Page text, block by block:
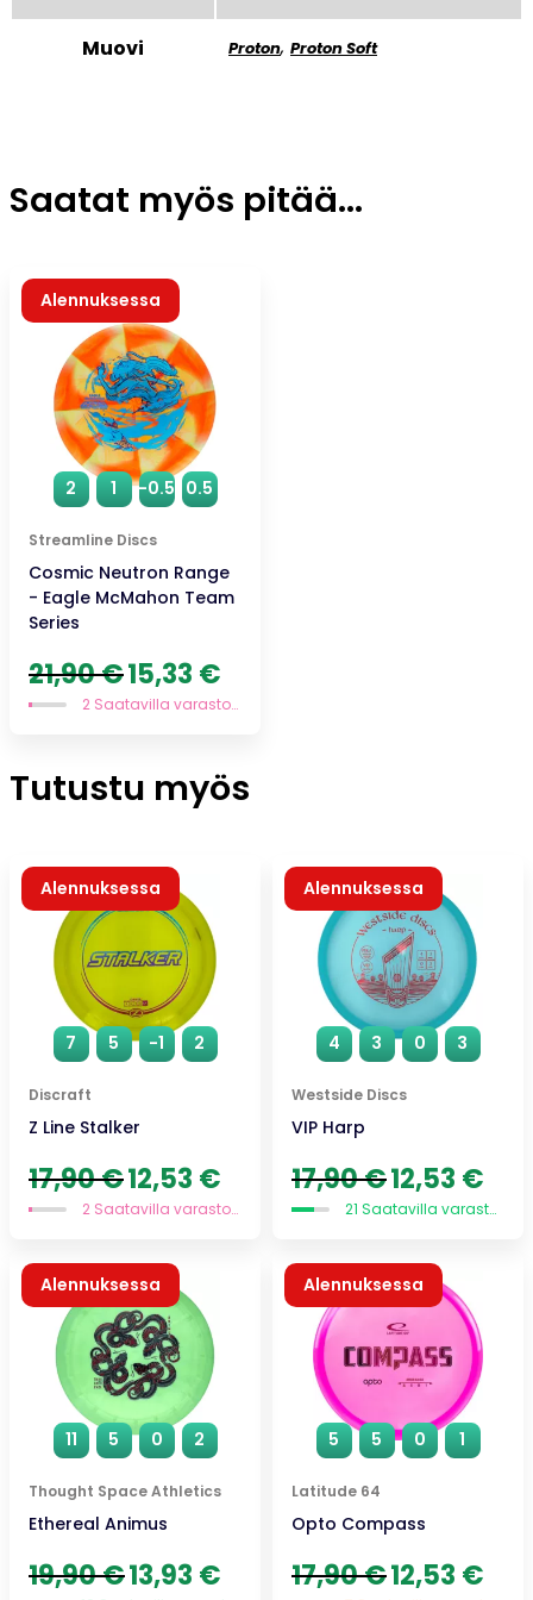
Muovi Proton, Proton Soft
Saatat myös pitää...
Uutuus
2 1 -0.5 0.5
Streamline Discs
Cosmic Neutron Range
- Eagle McMahon Team
Series
Alennuksessa
21,90€ Alkuperäinen
hinta
oli:
15,33 €
on:
2 Saatavilla varastossa
Tutustu myös
7 5 -1 2
Discraft
Z Line Stalker
Alennuksessa
17,90€ Alkuperäinen
hinta
oli:
12,53 € Nykyinen
on:
2 Saatavilla varastossa
4 3 0 3
Westside Discs
VIP Harp
Alennuksessa
17,90€ Alkuperäinen
hinta
oli:
12,53 €
on:
21 Saatavilla varastossa
11 5 0 2
Thought Space Athletics
Ethereal Animus
Alennuksessa
19,90€ Alkuperäinen
hinta
13,93 € Nykyinen
5 5 0 1
Latitude 64
Opto Compass
Alennuksessa
17,90€ Alkuperäinen
hinta
12,53 €